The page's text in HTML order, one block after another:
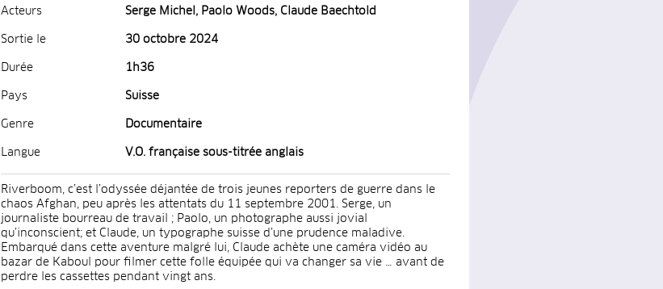
Acteurs Serge Michel, Paolo Woods, Claude Baechtold
Sortie le 30 octobre 2024
Durée 1h36
Pays Suisse
Genre Documentaire
Langue V.O. française sous-titrée anglais
Riverboom, c’est l’odyssée déjantée de trois jeunes reporters de guerre dans le
chaos Afghan, peu après les attentats du 11 septembre 2001. Serge, un
journaliste bourreau de travail ; Paolo, un photographe aussi jovial
qu’inconscient; et Claude, un typographe suisse d’une prudence maladive.
Embarqué dans cette aventure malgré lui, Claude achète une caméra vidéo au
bazar de Kaboul pour filmer cette folle équipée qui va changer sa vie … avant de
perdre les cassettes pendant vingt ans.